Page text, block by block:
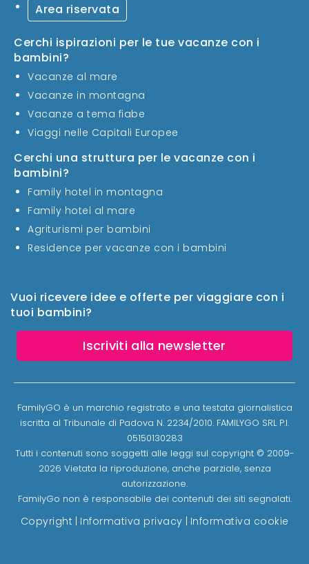
Vuoi ricevere idee e offerte per viaggiare con i
tuoi bambini?
Iscriviti alla newsletter
Area riservata
Cerchi ispirazioni per le tue vacanze con i
bambini?
Vacanze al mare
Vacanze in montagna
Vacanze a tema fiabe
Viaggi nelle Capitali Europee
Cerchi una struttura per le vacanze con i
bambini?
Family hotel in montagna
Family hotel al mare
Agriturismi per bambini
Residence per vacanze con i bambini
FamilyGO è un marchio registrato e una testata giornalistica
iscritta al Tribunale di Padova N. 2234/2010. FAMILYGO SRL P.I.
05150130283
Tutti i contenuti sono soggetti alle leggi sul copyright © 2009-
2026 Vietata la riproduzione, anche parziale, senza
autorizzazione.
FamilyGo non è responsabile dei contenuti dei siti segnalati.
Copyright | Informativa privacy | Informativa cookie